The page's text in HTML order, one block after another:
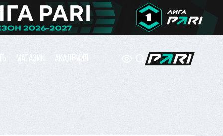
МАГАЗИН АКАДЕМИЯ